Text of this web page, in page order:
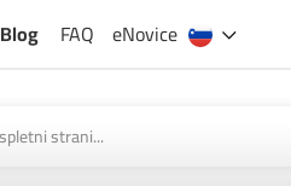
Blog FAQ eNovice